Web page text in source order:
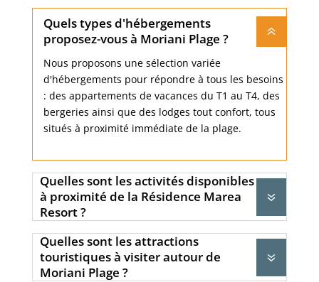
Quels types d'hébergements
proposez-vous à Moriani Plage ?
6
Nous proposons une sélection variée
d'hébergements pour répondre à tous les besoins
: des appartements de vacances du T1 au T4, des
bergeries ainsi que des lodges tout confort, tous
situés à proximité immédiate de la plage.
Quelles sont les activités disponibles
à proximité de la Résidence Marea
Resort ?
7
Quelles sont les attractions
touristiques à visiter autour de
Moriani Plage ?
7